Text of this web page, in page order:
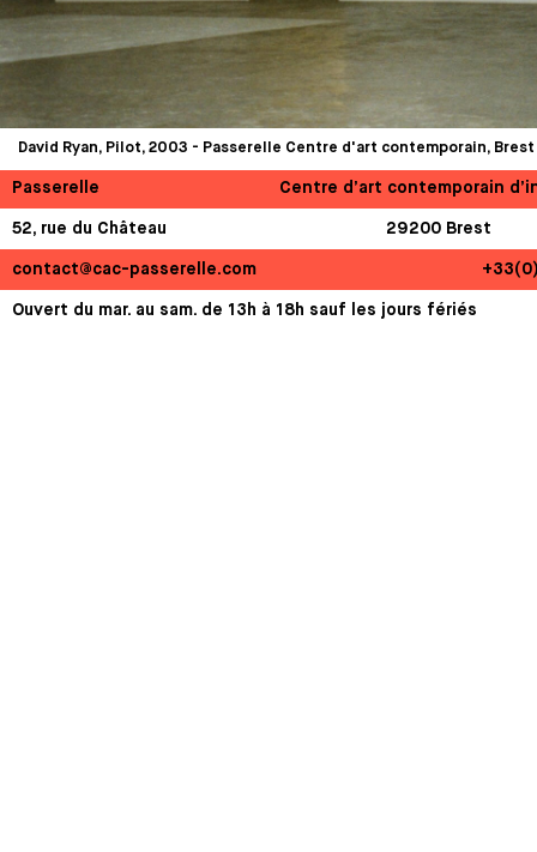
David Ryan, Pilot, 2003 - Passerelle Centre d'art contemporain, Brest
Passerelle Centre d’art contemporain
52, rue du Château 29200 Brest
contact@cac-passerelle.com
Ouvert du mar. au sam. de 13h à 18h sauf les jours fériés